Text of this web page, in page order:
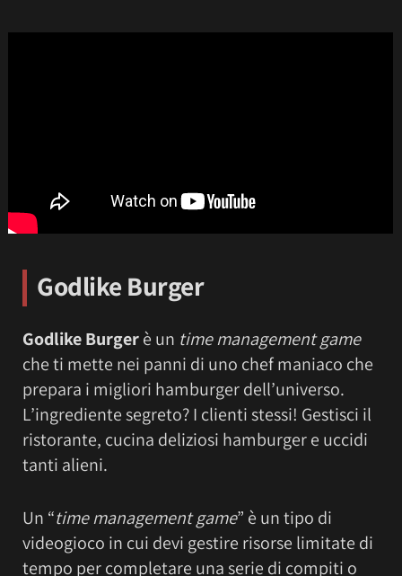
Godlike Burger
Godlike Burgerè un time management game
che ti mette nei panni di uno chef maniaco che
prepara i migliori hamburger dell’universo.
L’ingrediente segreto? I clienti stessi! Gestisci il
ristorante, cucina deliziosi hamburger e uccidi
tanti alieni.
Un “time management game” è un tipo di
videogioco in cui devi gestire risorse limitate di
tempo per completare una serie di compiti o